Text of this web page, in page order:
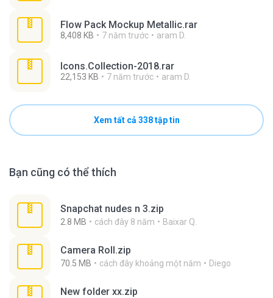
Flow Pack Mockup Metallic.rar
8,408 KB 7 năm trước aram D.
Icons.Collection-2018.rar
22,153 KB 7 năm trước aram D.
Xem tất cả 338 tập tin
Bạn cũng có thể thích
Snapchat nudes n 3.zip
2.8 MB cách đây 8 năm Baixar Q.
Camera Roll.zip
70.5 MB cách đây khoảng một năm Diego
New folder xx.zip